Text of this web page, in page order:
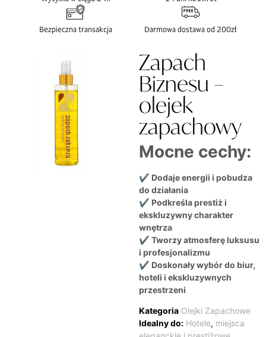
Zapach
Biznesu –
olejek
zapachowy
Mocne cechy:
✔ Dodaje energii i pobudza
do działania
✔ Podkreśla prestiż i
ekskluzywny charakter
wnętrza
✔ Tworzy atmosferę luksusu
i profesjonalizmu
✔ Doskonały wybór do biur,
hoteli i ekskluzywnych
przestrzeni
Kategoria Olejki Zapachowe
Idealny do: Hotele, miejsca
Bezpieczna transakcja Darmowa dostawa od 200zł